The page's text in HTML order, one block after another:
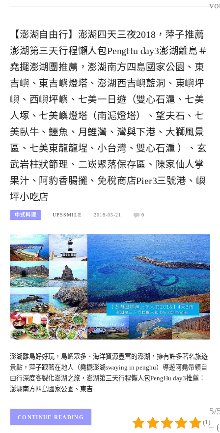
【澎湖自由行】澎湖四天三夜2018，萍子推薦
澎湖第三天行程懶人包PengHu day3澎湖離島＃
堯擺澎湖團推薦，澎湖南方四島國家公園、東
吉嶼、東吉嶼燈塔、澎湖西吉嶼藍洞、東嶼坪
嶼、西嶼坪嶼、七美一日遊（雙心石滬、七美
人塚、七美嶼燈塔（南滬燈塔）、望夫石、七
美臥牛、鱷魚、月鯉灣、灣與下港、大獅風景
區、七美東龍龍埕、小台灣、雙心石滬 ）、玄
武岩柱狀節理、二崁聚落保存區、陳家仙人掌
果汁、阿豹香腸攤、免稅商店Pier3三號港、嶼
坪小吃店
中式料理 UPSSMILE 2018-05-21 0
澎湖離島好好玩，島嶼眾多、海洋資源豐富的澎湖，擁有許多著名旅遊
景點，萍子跟著在地人（堯擺澎湖swaying in penghu）導遊阿堯帶領自
由行深度客製化澎湖之旅，澎湖第三天行程懶人包PengHu day3推薦：
澎湖南方四島國家公園、東吉…
5/
–
(1)
CONTINUE READING